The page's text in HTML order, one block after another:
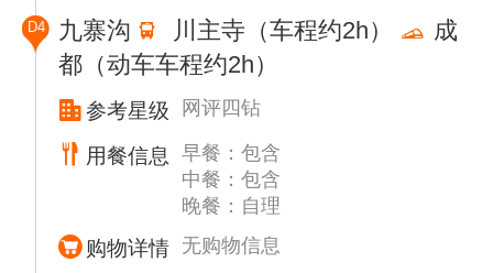
景区，以便安排回送酒店。
游览结束后返回景区停车场集合。
入住酒店，享用酒店晚餐后自由活动。游客可
自愿选择观看【藏羌风情晚会】（费用自理，
请提前说明，由旅行社或司机代购门票，团队
价260-280元/人不等）。
1、此天中餐不含，景区内有美食街，可自由
选择，也可自带干粮进沟；
D4 九寨沟 川主寺（车程约2h）
成
都（动车车程约2h）
参考星级 网评四钻
用餐信息
早餐：包含
中餐：包含
晚餐：自理
购物详情 无购物信息